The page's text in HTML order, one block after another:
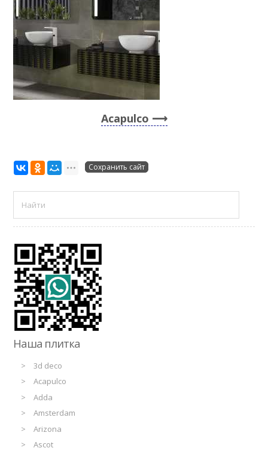
Acapulco
Сохранить сайт
Наша плитка
3d deco
Acapulco
Adda
Amsterdam
Arizona
Ascot